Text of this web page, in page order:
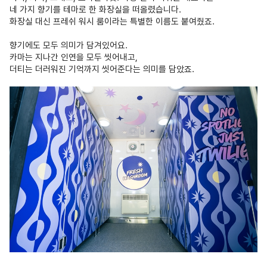
네 가지 향기를 테마로 한 화장실을 떠올렸습니다.
화장실 대신 프레쉬 워시 룸이라는 특별한 이름도 붙여줬죠.
향기에도 모두 의미가 담겨있어요.
카마는 지나간 인연을 모두 씻어내고,
더티는 더러워진 기억까지 씻어준다는 의미를 담았죠.